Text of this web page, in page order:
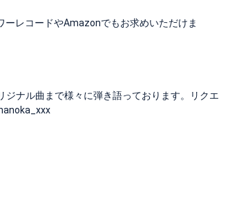
レコードやAmazonでもお求めいただけま
ナル曲まで様々に弾き語っております。リクエ